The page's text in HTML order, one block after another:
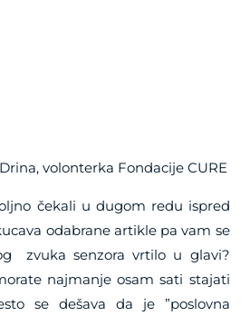
volonterka Fondacije CURE
čekali u dugom redu ispred
odabrane artikle pa vam se
zvuka senzora vrtilo u glavi?
najmanje osam sati stajati
se dešava da je ”poslovna